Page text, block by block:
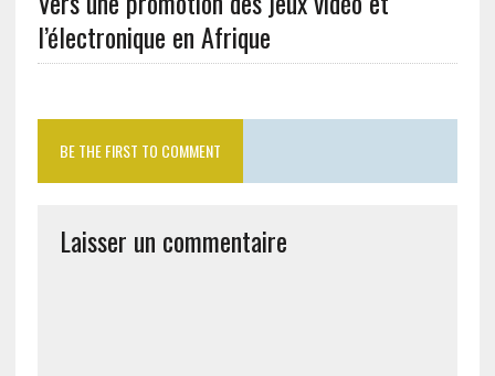
l’électronique en Afrique
BE THE FIRST TO COMMENT
Laisser un commentaire